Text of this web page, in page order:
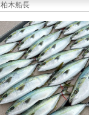
柏木船長